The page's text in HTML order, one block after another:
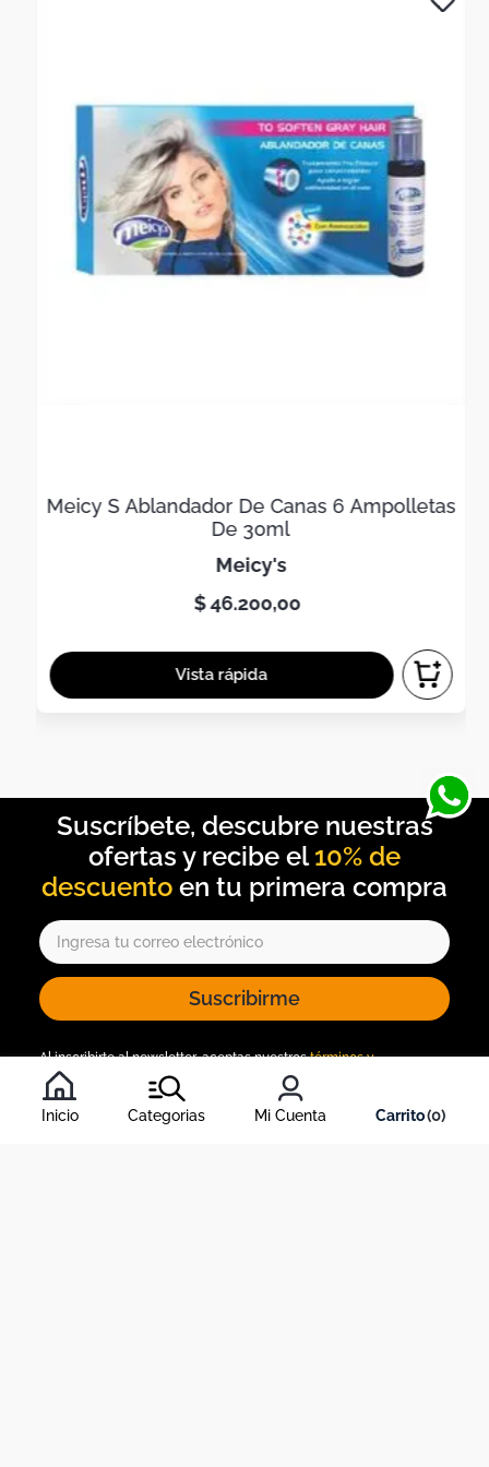
Inicio Categorias Mi Cuenta 0
Meicy S Ablandador De Canas 6 Ampolletas
De 30ml
meicy's
$46.200,00
10% de
descuento
Suscribirme
Al inscribirte al newsletter, aceptas nuestrostérminos y
condiciones
, y nuestra política de tratamiento de información